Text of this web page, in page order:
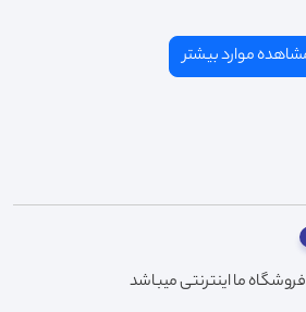
فروشگاه ما اینترنتی میباشد